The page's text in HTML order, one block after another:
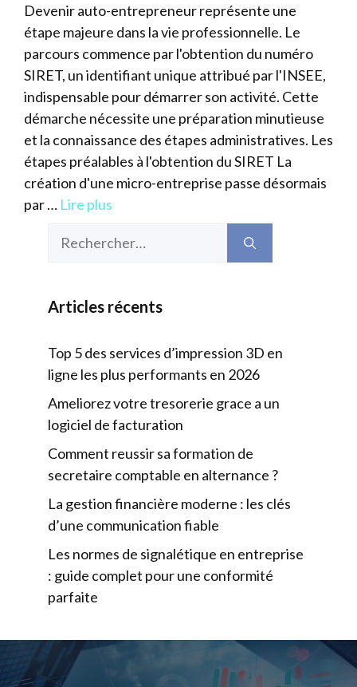
Devenir auto-entrepreneur représente une
étape majeure dans la vie professionnelle. Le
parcours commence par l'obtention du numéro
SIRET, un identifiant unique attribué par l'INSEE,
indispensable pour démarrer son activité. Cette
démarche nécessite une préparation minutieuse
et la connaissance des étapes administratives. Les
étapes préalables à l'obtention du SIRET La
création d'une micro-entreprise passe désormais
par … Lire plus
Articles récents
Top 5 des services d’impression 3D en
ligne les plus performants en 2026
Ameliorez votre tresorerie grace a un
logiciel de facturation
Comment reussir sa formation de
secretaire comptable en alternance ?
La gestion financière moderne : les clés
d’une communication fiable
Les normes de signalétique en entreprise
: guide complet pour une conformité
parfaite